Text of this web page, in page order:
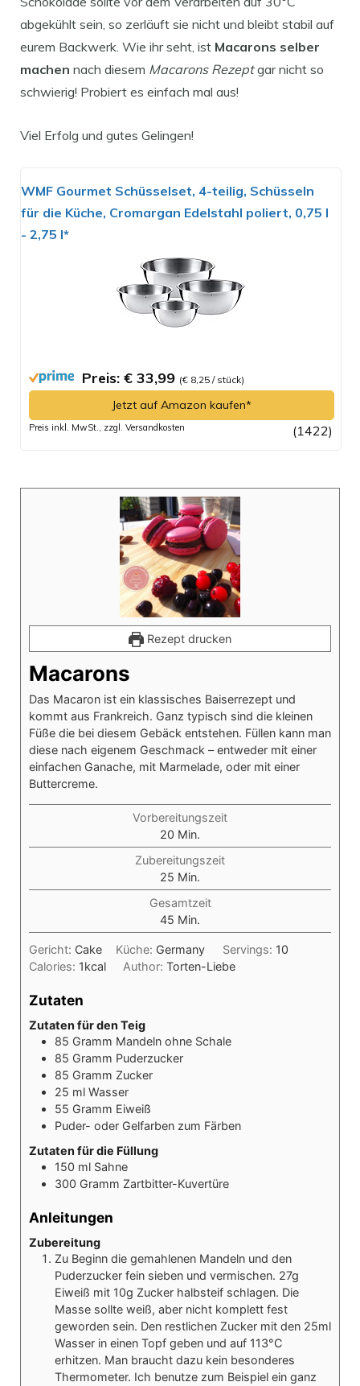
abgekühlt sein, so zerläuft sie nicht und bleibt stabil auf
eurem Backwerk. Wie ihr seht, ist Macarons selber
machen nach diesem Macarons Rezeptgar nicht so
schwierig! Probiert es einfach mal aus!
Viel Erfolg und gutes Gelingen!
WMF Gourmet Schüsselset, 4-teilig, Schüsseln
für die Küche, Cromargan Edelstahl poliert, 0,75 l
- 2,75 l*
Preis: € 33,99 (€ 8,25 / stück)
Jetzt auf Amazon kaufen*
Preis inkl. MwSt., zzgl. Versandkosten (1422)
Rezept drucken
Macarons
Das Macaron ist ein klassisches Baiserrezept und
kommt aus Frankreich. Ganz typisch sind die kleinen
Füße die bei diesem Gebäck entstehen. Füllen kann man
diese nach eigenem Geschmack – entweder mit einer
einfachen Ganache, mit Marmelade, oder mit einer
Buttercreme.
Vorbereitungszeit
20 Minuten
Min.
Zubereitungszeit
25 Minuten
Min.
Gesamtzeit
45 Minuten
Min.
Gericht: Cake Küche: Germany Servings: 10
Calories: 1kcal Author:Torten-Liebe
Zutaten
Zutaten für den Teig
85 Gramm Mandeln ohne Schale
85 Gramm Puderzucker
85 Gramm Zucker
25 ml Wasser
55 Gramm Eiweiß
Puder- oder Gelfarben zum Färben
Zutaten für die Füllung
150 ml Sahne
300 Gramm Zartbitter-Kuvertüre
Anleitungen
Zubereitung
Zu Beginn die gemahlenen Mandeln und den
Puderzucker fein sieben und vermischen. 27g
Eiweiß mit 10g Zucker halbsteif schlagen. Die
Masse sollte weiß, aber nicht komplett fest
geworden sein. Den restlichen Zucker mit den 25ml
Wasser in einen Topf geben und auf 113°C
erhitzen. Man braucht dazu kein besonderes
Thermometer. Ich benutze zum Beispiel ein ganz